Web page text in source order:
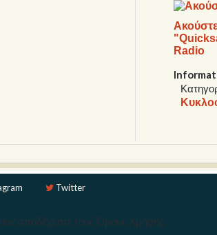
Radio
Twitter
την επιφύλαξη κάθε δικαιώματος. |
αποδέχεστε τους Όρους Χρήσης.